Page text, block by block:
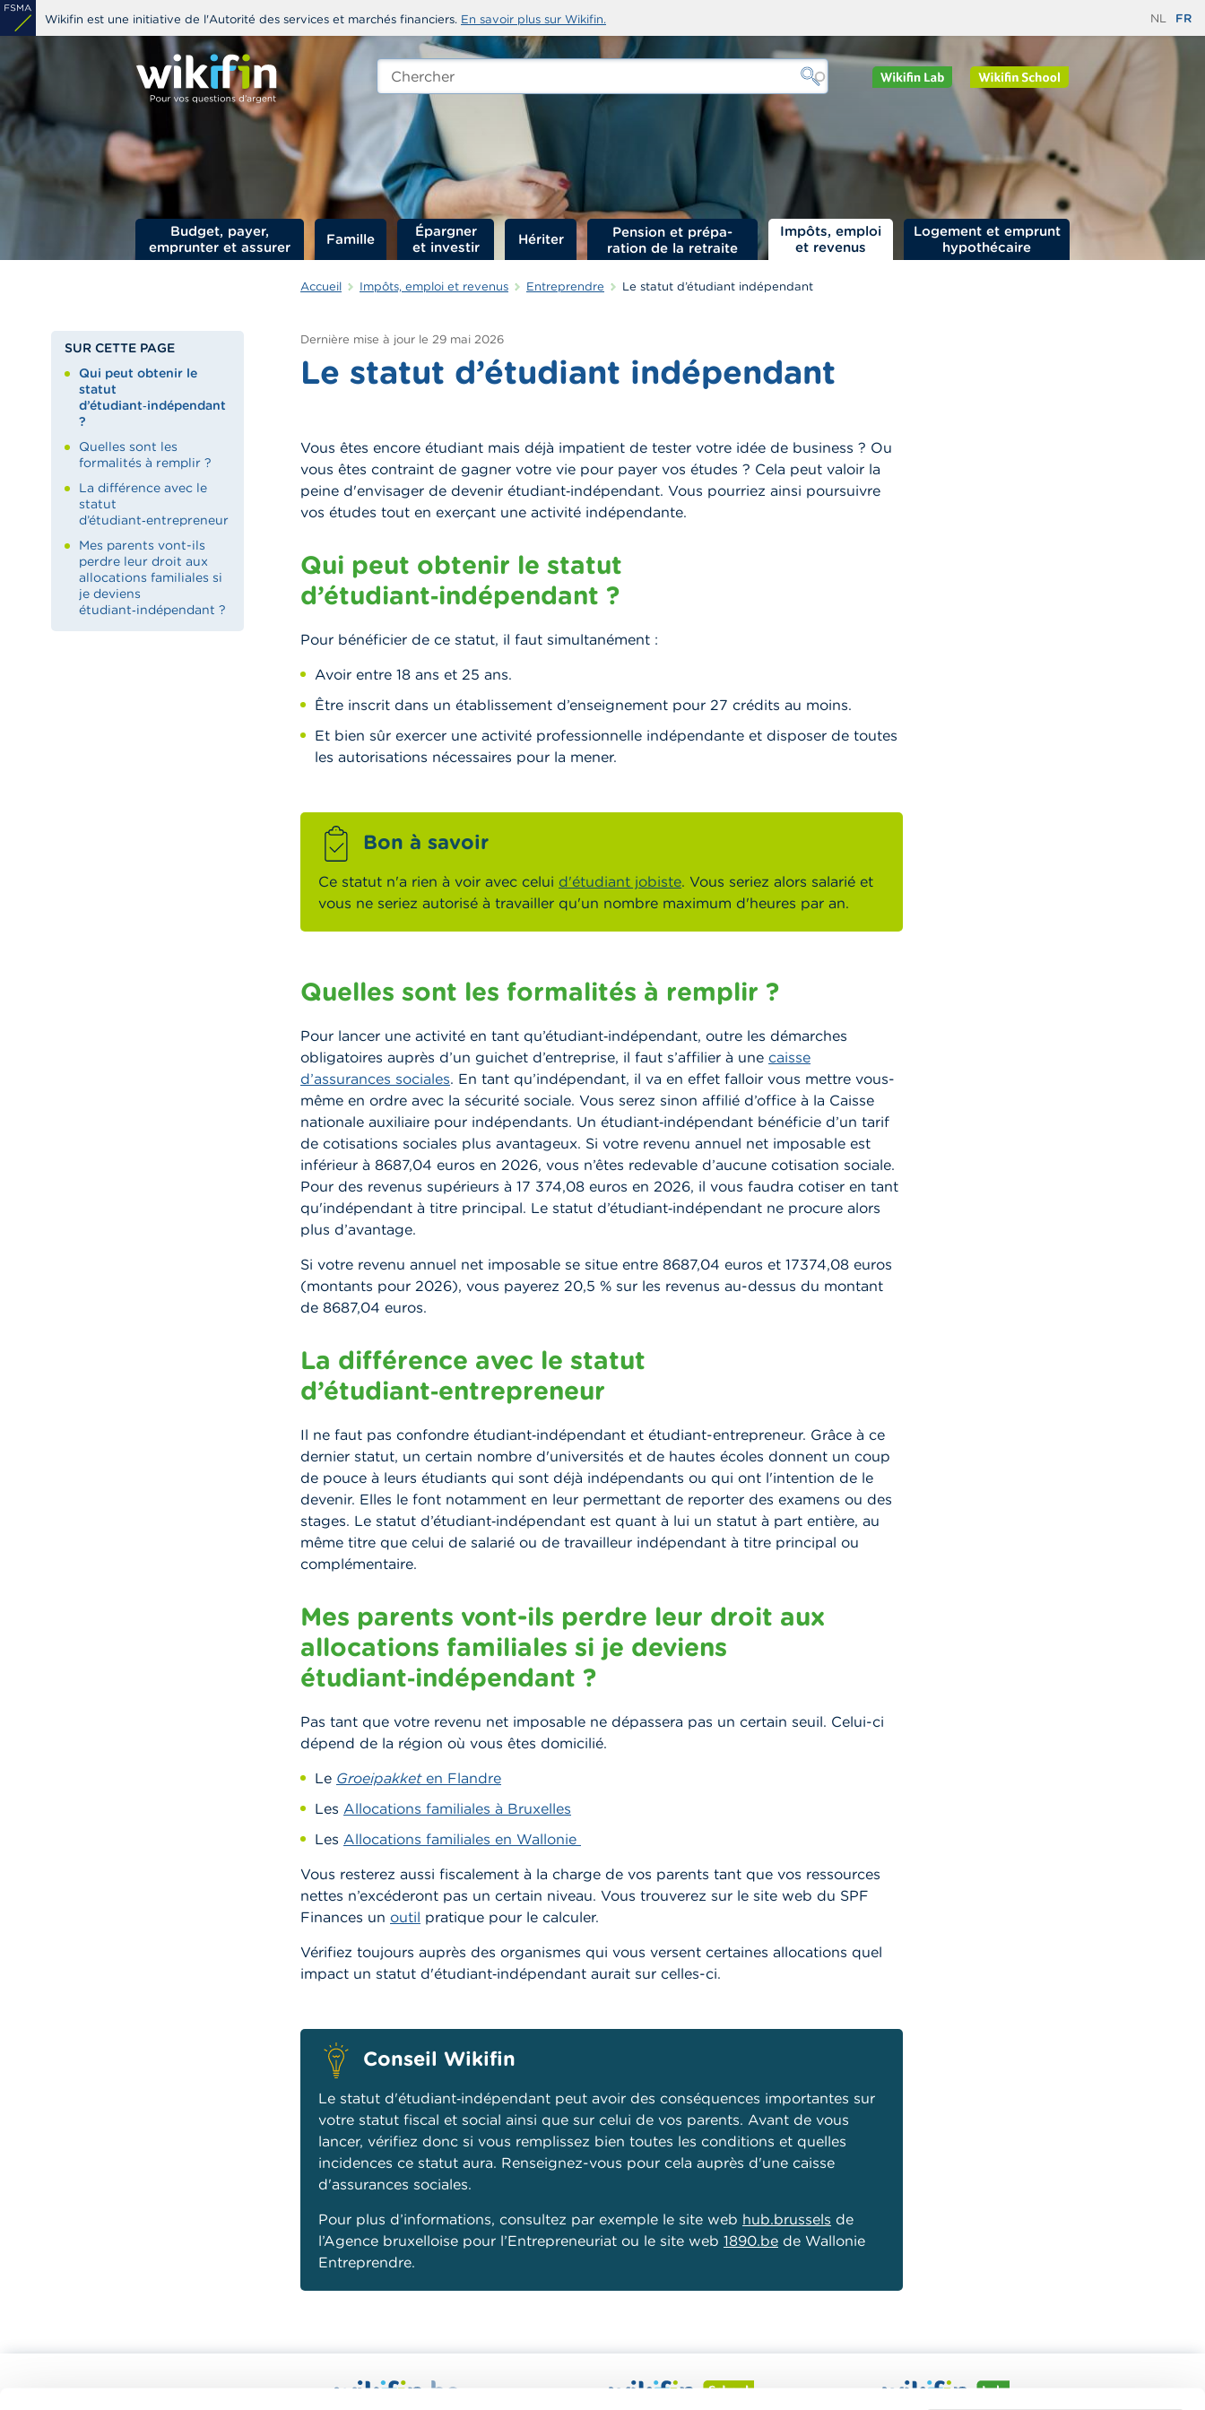
Aller
au
contenu
principal
Wikifin est une initiative de l'Autorité des services et marchés financiers. En savoir plus sur Wikifin. NL FR
Chercher
edit-
Budget, payer,
emprunter et assurer
Famille
Épargner
et investir
Hériter
Impôts, emploi
et revenus
Logement et emprunt
hypothécaire
Accueil Impôts, emploi et revenus Entreprendre Le statut d’étudiant indépendant
Dernière mise à jour le 29 mai 2026
Le statut d’étudiant indépendant
SUR CETTE PAGE
Qui peut obtenir le
statut
d’étudiant‑indépendant
?
Quelles sont les
formalités à remplir ?
La différence avec le
statut
d’étudiant‑entrepreneur
Mes parents vont-ils
perdre leur droit aux
allocations familiales si
je deviens
étudiant‑indépendant ?
Vous êtes encore étudiant mais déjà impatient de tester votre idée de business ? Ou
vous êtes contraint de gagner votre vie pour payer vos études ? Cela peut valoir la
peine d'envisager de devenir étudiant‑indépendant. Vous pourriez ainsi poursuivre
vos études tout en exerçant une activité indépendante.
Qui peut obtenir le statut
d’étudiant‑indépendant ?
Pour bénéficier de ce statut, il faut simultanément :
Avoir entre 18 ans et 25 ans.
Être inscrit dans un établissement d’enseignement pour 27 crédits au moins.
Et bien sûr exercer une activité professionnelle indépendante et disposer de toutes
les autorisations nécessaires pour la mener.
Bon à savoir
Ce statut n'a rien à voir avec celui d'étudiant jobiste. Vous seriez alors salarié et
vous ne seriez autorisé à travailler qu'un nombre maximum d'heures par an.
Quelles sont les formalités à remplir ?
Pour lancer une activité en tant qu’étudiant‑indépendant, outre les démarches
obligatoires auprès d’un guichet d’entreprise, il faut s’affilier à une caisse
d’assurances sociales. En tant qu’indépendant, il va en effet falloir vous mettre vous-
même en ordre avec la sécurité sociale. Vous serez sinon affilié d’office à la Caisse
nationale auxiliaire pour indépendants. Un étudiant‑indépendant bénéficie d’un tarif
de cotisations sociales plus avantageux. Si votre revenu annuel net imposable est
inférieur à 8687,04 euros en 2026, vous n’êtes redevable d’aucune cotisation sociale.
Pour des revenus supérieurs à 17 374,08 euros en 2026, il vous faudra cotiser en tant
qu'indépendant à titre principal. Le statut d’étudiant‑indépendant ne procure alors
plus d’avantage.
Si votre revenu annuel net imposable se situe entre 8687,04 euros et 17374,08 euros
(montants pour 2026), vous payerez 20,5 % sur les revenus au-dessus du montant
de 8687,04 euros.
La différence avec le statut
d’étudiant‑entrepreneur
Il ne faut pas confondre étudiant‑indépendant et étudiant-entrepreneur. Grâce à ce
dernier statut, un certain nombre d'universités et de hautes écoles donnent un coup
de pouce à leurs étudiants qui sont déjà indépendants ou qui ont l'intention de le
devenir. Elles le font notamment en leur permettant de reporter des examens ou des
stages. Le statut d’étudiant‑indépendant est quant à lui un statut à part entière, au
même titre que celui de salarié ou de travailleur indépendant à titre principal ou
complémentaire.
Mes parents vont-ils perdre leur droit aux
allocations familiales si je deviens
étudiant‑indépendant ?
Pas tant que votre revenu net imposable ne dépassera pas un certain seuil. Celui-ci
dépend de la région où vous êtes domicilié.
Le Groeipakket en Flandre
Les Allocations familiales à Bruxelles
Les Allocations familiales en Wallonie
Vous resterez aussi fiscalement à la charge de vos parents tant que vos ressources
nettes n’excéderont pas un certain niveau. Vous trouverez sur le site web du SPF
Finances un outil pratique pour le calculer.
Vérifiez toujours auprès des organismes qui vous versent certaines allocations quel
impact un statut d'étudiant‑indépendant aurait sur celles-ci.
Conseil Wikifin
Le statut d'étudiant‑indépendant peut avoir des conséquences importantes sur
votre statut fiscal et social ainsi que sur celui de vos parents. Avant de vous
lancer, vérifiez donc si vous remplissez bien toutes les conditions et quelles
incidences ce statut aura. Renseignez-vous pour cela auprès d'une caisse
d'assurances sociales.
Pour plus d’informations, consultez par exemple le site web hub.brussels de
l’Agence bruxelloise pour l’Entrepreneuriat ou le site web 1890.be de Wallonie
Entreprendre.